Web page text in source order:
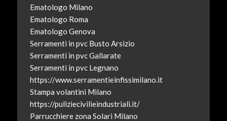
Ematologo Milano
Ematologo Roma
Ematologo Genova
Serramenti in pvc Busto Arsizio
Serramenti in pvc Gallarate
Serramenti in pvc Legnano
https://www.serramentieinfissimilano.it
Stampa volantini Milano
https://puliziecivilieindustriali.it/
Parrucchiere zona Solari Milano